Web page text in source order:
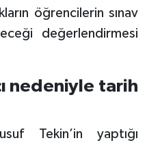
öğrencilerin sınav
değerlendirmesi
nedeniyle tarih
Tekin’in yaptığı